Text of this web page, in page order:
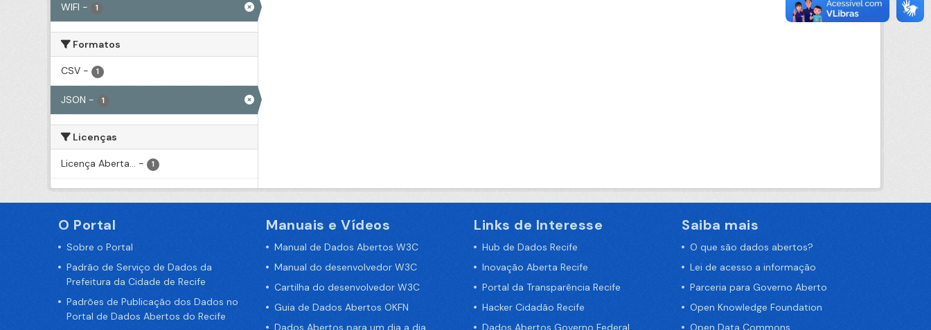
WIFI - 1
Formatos
CSV - 1
JSON - 1
Licenças
Licença Aberta... - 1
O Portal
Sobre o Portal
Padrão de Serviço de Dados da
Prefeitura da Cidade de Recife
Padrões de Publicação dos Dados no
Portal de Dados Abertos do Recife
Manuais e Vídeos
Manual de Dados Abertos W3C
Manual do desenvolvedor W3C
Cartilha do desenvolvedor W3C
Guia de Dados Abertos OKFN
Dados Abertos para um dia a dia
Links de Interesse
Hub de Dados Recife
Inovação Aberta Recife
Portal da Transparência Recife
Hacker Cidadão Recife
Dados Abertos Governo Federal
Saiba mais
O que são dados abertos?
Lei de acesso a informação
Parceria para Governo Aberto
Open Knowledge Foundation
Open Data Commons